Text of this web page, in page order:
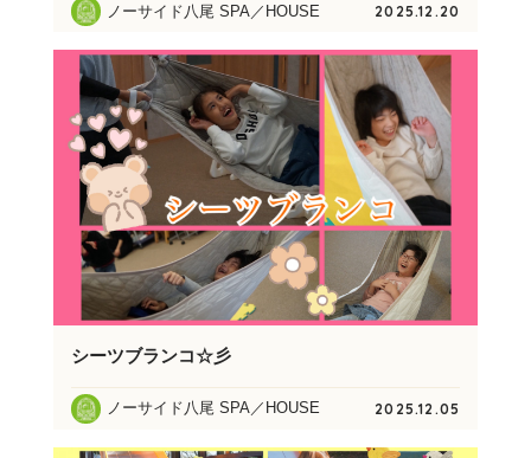
ノーサイド八尾 SPA／HOUSE 2025.12.20
シーツブランコ☆彡
ノーサイド八尾 SPA／HOUSE 2025.12.05